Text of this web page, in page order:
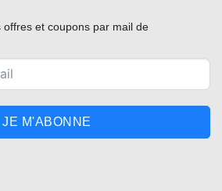
et coupons par mail de
JE M'ABONNE